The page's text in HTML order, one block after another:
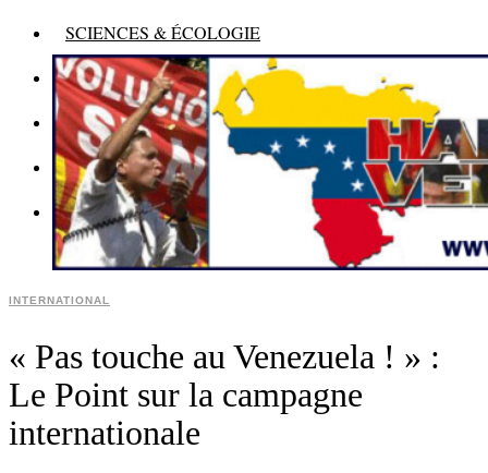
SCIENCES & ÉCOLOGIE
HISTOIRE
THÉORIE
CULTURE
MULTIMÉDIAS
INTERNATIONAL
« Pas touche au Venezuela ! » :
Le Point sur la campagne
internationale